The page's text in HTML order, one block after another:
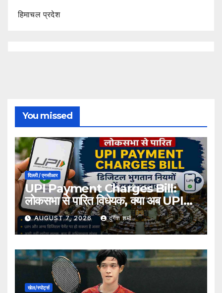
हिमाचल प्रदेश
You missed
दिल्ली / एनसीआर
UPI Payment Charges Bill:
लोकसभा से पारित विधेयक, क्या अब UPI
भुगतान पर लग सकता है शुल्क?
AUGUST 7, 2026 दुर्गेश शर्मा
खेल/स्पोर्ट्स